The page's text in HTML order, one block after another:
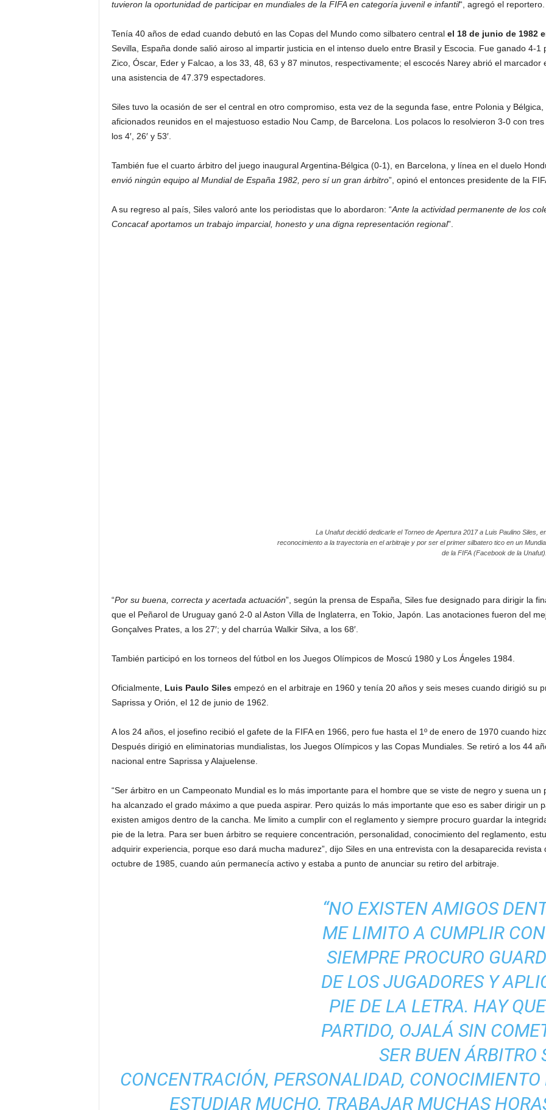
tuvieron la oportunidad de participar en mundiales de la FIFA en categoría juvenil e infantil“, agregó el reportero.
Tenía 40 años de edad cuando debutó en las Copas del Mundo como silbatero central el 18 de junio de 1982
Sevilla, España donde salió airoso al impartir justicia en el intenso duelo entre Brasil y Escocia. Fue ganado 4-
Zico, Óscar, Eder y Falcao, a los 33, 48, 63 y 87 minutos, respectivamente; el escocés Narey abrió el
una asistencia de 47.379 espectadores.
Siles tuvo la ocasión de ser el central en otro compromiso, esta vez de la segunda fase, entre Polonia y
aficionados reunidos en el majestuoso estadio Nou Camp, de Barcelona. Los polacos lo resolvieron 3-0 con
los 4′, 26′ y 53′.
También fue el cuarto árbitro del juego inaugural Argentina-Bélgica (0-1), en Barcelona, y línea en el duelo
envió ningún equipo al Mundial de España 1982, pero sí un gran árbitro”, opinó el entonces presidente de la
A su regreso al país, Siles valoró ante los periodistas que lo abordaron: “Ante la actividad permanente de los
Concacaf aportamos un trabajo imparcial, honesto y una digna representación regional”.
La Unafut decidió dedicarle el Torneo de Apertura 2017 a Luis Paulino Siles,
reconocimiento a la trayectoria en el arbitraje y por ser el primer silbatero tico en un
de la FIFA (Facebook de la Unafut).
“Por su buena, correcta y acertada actuación”, según la prensa de España, Siles fue designado para dirigir la
que el Peñarol de Uruguay ganó 2-0 al Aston Villa de Inglaterra, en Tokio, Japón. Las anotaciones fueron del
Gonçalves Prates, a los 27′; y del charrúa Walkir Silva, a los 68′.
También participó en los torneos del fútbol en los Juegos Olímpicos de Moscú 1980 y Los Ángeles 1984.
Oficialmente, Luis Paulo Silesempezó en el arbitraje en 1960 y tenía 20 años y seis meses cuando dirigió su
Saprissa y Orión, el 12 de junio de 1962.
A los 24 años, el josefino recibió el gafete de la FIFA en 1966, pero fue hasta el 1º de enero de 1970 cuando
Después dirigió en eliminatorias mundialistas, los Juegos Olímpicos y las Copas Mundiales. Se retiró a los 44
nacional entre Saprissa y Alajuelense.
“Ser árbitro en un Campeonato Mundial es lo más importante para el hombre que se viste de negro y suena
ha alcanzado el grado máximo a que pueda aspirar. Pero quizás lo más importante que eso es saber dirigir un
existen amigos dentro de la cancha. Me limito a cumplir con el reglamento y siempre procuro guardar la
pie de la letra. Para ser buen árbitro se requiere concentración, personalidad, conocimiento del reglamento,
adquirir experiencia, porque eso dará mucha madurez”, dijo Siles en una entrevista con la desaparecida revista
octubre de 1985, cuando aún permanecía activo y estaba a punto de anunciar su retiro del arbitraje.
“NO EXISTEN AMIGOS
ME LIMITO A CUMPLIR
SIEMPRE PROCURO
DE LOS JUGADORES Y
PIE DE LA LETRA. HAY
PARTIDO, OJALÁ SIN
SER BUEN ÁRBITRO
CONCENTRACIÓN, PERSONALIDAD,
ESTUDIAR MUCHO, TRABAJAR MUCHAS